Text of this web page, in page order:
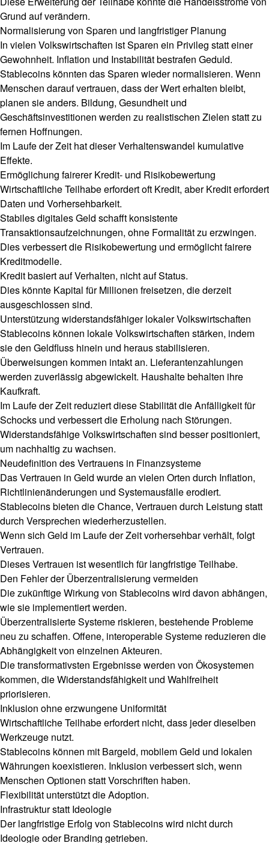
Grund auf verändern.
Normalisierung von Sparen und langfristiger Planung
In vielen Volkswirtschaften ist Sparen ein Privileg statt einer
Gewohnheit. Inflation und Instabilität bestrafen Geduld.
Stablecoins könnten das Sparen wieder normalisieren. Wenn
Menschen darauf vertrauen, dass der Wert erhalten bleibt,
planen sie anders. Bildung, Gesundheit und
Geschäftsinvestitionen werden zu realistischen Zielen statt zu
fernen Hoffnungen.
Im Laufe der Zeit hat dieser Verhaltenswandel kumulative
Effekte.
Ermöglichung fairerer Kredit- und Risikobewertung
Wirtschaftliche Teilhabe erfordert oft Kredit, aber Kredit erfordert
Daten und Vorhersehbarkeit.
Stabiles digitales Geld schafft konsistente
Transaktionsaufzeichnungen, ohne Formalität zu erzwingen.
Dies verbessert die Risikobewertung und ermöglicht fairere
Kreditmodelle.
Kredit basiert auf Verhalten, nicht auf Status.
Dies könnte Kapital für Millionen freisetzen, die derzeit
ausgeschlossen sind.
Unterstützung widerstandsfähiger lokaler Volkswirtschaften
Stablecoins können lokale Volkswirtschaften stärken, indem
sie den Geldfluss hinein und heraus stabilisieren.
Überweisungen kommen intakt an. Lieferantenzahlungen
werden zuverlässig abgewickelt. Haushalte behalten ihre
Kaufkraft.
Im Laufe der Zeit reduziert diese Stabilität die Anfälligkeit für
Schocks und verbessert die Erholung nach Störungen.
Widerstandsfähige Volkswirtschaften sind besser positioniert,
um nachhaltig zu wachsen.
Neudefinition des Vertrauens in Finanzsysteme
Das Vertrauen in Geld wurde an vielen Orten durch Inflation,
Richtlinienänderungen und Systemausfälle erodiert.
Stablecoins bieten die Chance, Vertrauen durch Leistung statt
durch Versprechen wiederherzustellen.
Wenn sich Geld im Laufe der Zeit vorhersehbar verhält, folgt
Vertrauen.
Dieses Vertrauen ist wesentlich für langfristige Teilhabe.
Den Fehler der Überzentralisierung vermeiden
Die zukünftige Wirkung von Stablecoins wird davon abhängen,
wie sie implementiert werden.
Überzentralisierte Systeme riskieren, bestehende Probleme
neu zu schaffen. Offene, interoperable Systeme reduzieren die
Abhängigkeit von einzelnen Akteuren.
Die transformativsten Ergebnisse werden von Ökosystemen
kommen, die Widerstandsfähigkeit und Wahlfreiheit
priorisieren.
Inklusion ohne erzwungene Uniformität
Wirtschaftliche Teilhabe erfordert nicht, dass jeder dieselben
Werkzeuge nutzt.
Stablecoins können mit Bargeld, mobilem Geld und lokalen
Währungen koexistieren. Inklusion verbessert sich, wenn
Menschen Optionen statt Vorschriften haben.
Flexibilität unterstützt die Adoption.
Infrastruktur statt Ideologie
Der langfristige Erfolg von Stablecoins wird nicht durch
Ideologie oder Branding getrieben.